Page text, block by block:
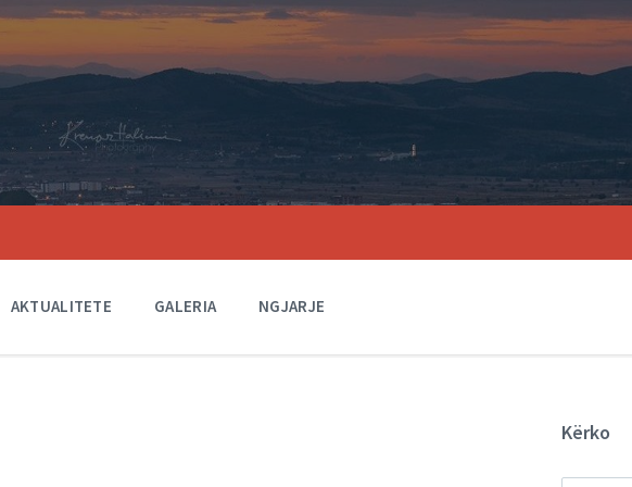
AKTUALITETE GALERIA NGJARJE
Kërko